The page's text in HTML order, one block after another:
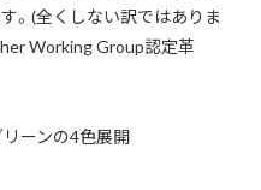
。(全くしない訳ではありま
Working Group認定革
リーンの4色展開